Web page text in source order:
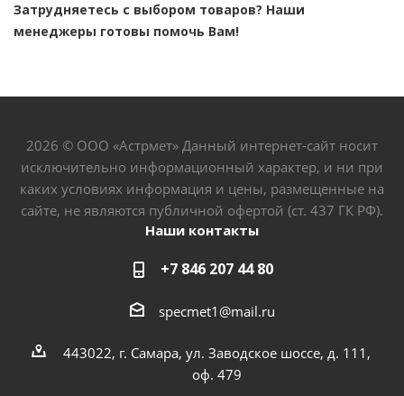
Затрудняетесь с выбором товаров? Наши
менеджеры готовы помочь Вам!
2026 © ООО «Астрмет» Данный интернет-сайт носит
исключительно информационный характер, и ни при
каких условиях информация и цены, размещенные на
сайте, не являются публичной офертой (ст. 437 ГК РФ).
Наши контакты
+7 846 207 44 80
specmet1@mail.ru
443022, г. Самара, ул. Заводское шоссе, д. 111,
оф. 479